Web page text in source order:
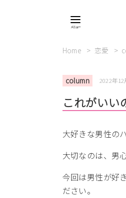
Home 恋愛
column 2022年12
これがいい
大好きな男性の
大切なのは、男
今回は男性が好
ださい。